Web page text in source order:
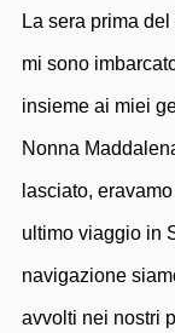
La sera prima
mi sono
insieme ai miei
Nonna
lasciato,
ultimo viaggio in
navigazione
avvolti nei nostri